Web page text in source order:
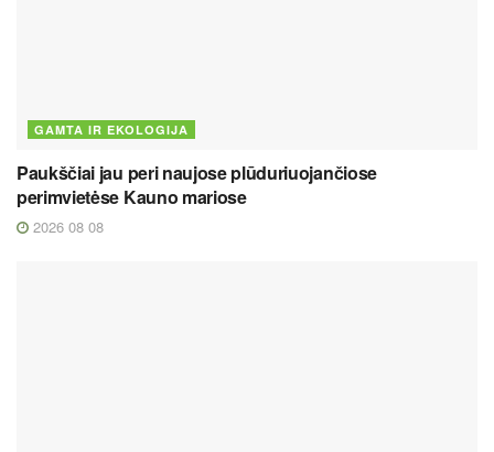
GAMTA IR EKOLOGIJA
Paukščiai jau peri naujose plūduriuojančiose
perimvietėse Kauno mariose
2026 08 08